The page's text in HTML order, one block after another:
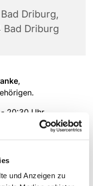
und Anzeigen zu
Driburg,
Bad Driburg
,
20:30 Uhr.
betreut.